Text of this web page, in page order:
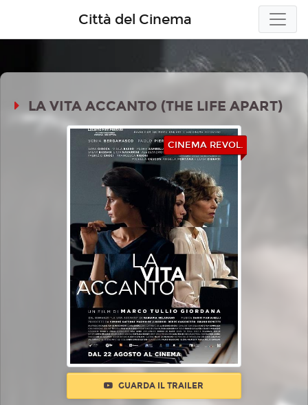
Città del Cinema
LA VITA ACCANTO (THE LIFE APART)
CINEMA REVOL.
GUARDA IL TRAILER